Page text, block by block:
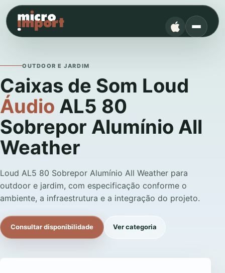
OUTDOOR E JARDIM
Caixas de Som Loud
Áudio AL5 80
Sobrepor Alumínio All
Weather
Loud AL5 80 Sobrepor Alumínio All Weather para
outdoor e jardim, com especificação conforme o
ambiente, a infraestrutura e a integração do projeto.
Consultar disponibilidade Ver categoria